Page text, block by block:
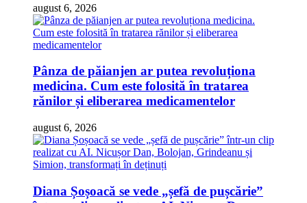
august 6, 2026
Pânza de păianjen ar putea revoluționa
medicina. Cum este folosită în tratarea
rănilor și eliberarea medicamentelor
august 6, 2026
Diana Șoșoacă se vede „șefă de pușcărie”